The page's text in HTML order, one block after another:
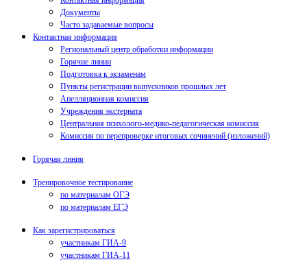
Документы
Часто задаваемые вопросы
Контактная информация
Региональный центр обработки информации
Горячие линии
Подготовка к экзаменам
Пункты регистрации выпускников прошлых лет
Апелляционная комиссия
Учреждения экстерната
Центральная психолого-медико-педагогическая комиссия
Комиссия по перепроверке итоговых сочинений (изложений)
Горячая линия
Тренировочное тестирование
по материалам ОГЭ
по материалам ЕГЭ
Как зарегистрироваться
участникам ГИА-9
участникам ГИА-11